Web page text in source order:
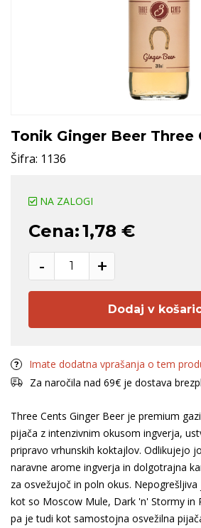
Tonik Ginger Beer Three
Šifra: 1136
NA ZALOGI
Cena:1,78 €
- +
Dodaj v
Imate dodatna vprašanja o tem
Za naročila nad 69€ je dostava
Three Cents Ginger Beer je premium
pijača z intenzivnim okusom ingverja,
pripravo vrhunskih koktajlov. Odlikujejo
naravne arome ingverja in dolgotrajna
za osvežujoč in poln okus.
kot so Moscow Mule, Dark 'n' Stormy in
pa je tudi kot samostojna osvežilna